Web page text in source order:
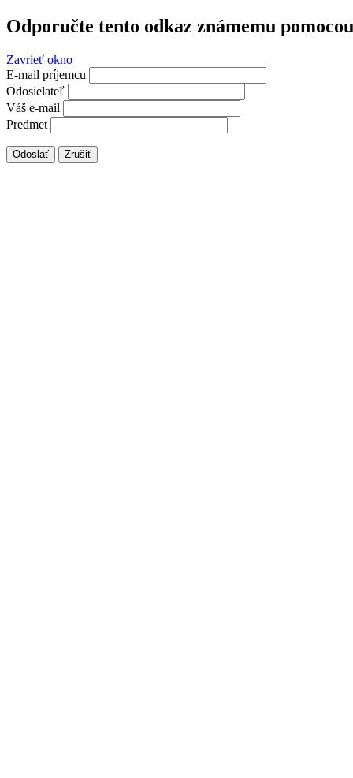
Odporučte tento odkaz známemu
Zavrieť okno
E-mail príjemcu
Odosielateľ
Váš e-mail
Predmet
Odoslať Zrušiť